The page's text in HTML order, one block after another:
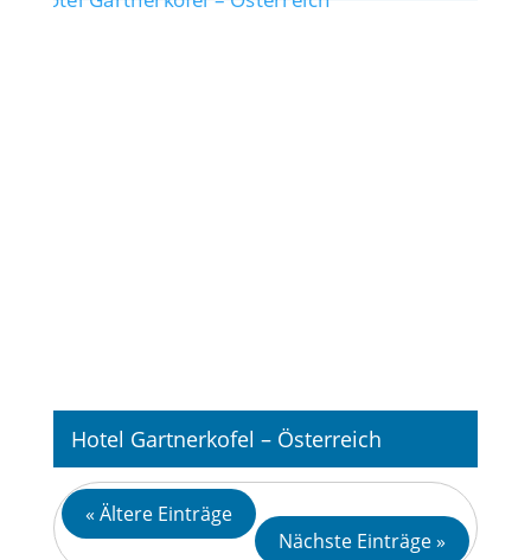
Hotel Gartnerkofel – Österreich
Fotografie
« Ältere Einträge
Nächste Einträge »